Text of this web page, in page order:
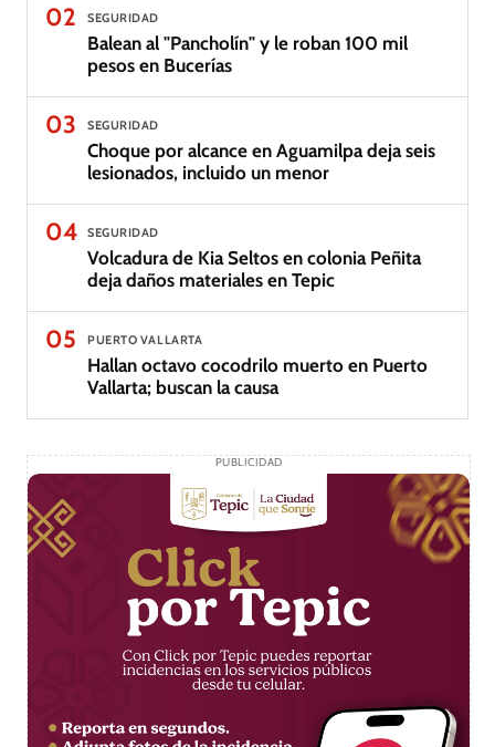
02 SEGURIDAD
Balean al "Pancholín" y le roban 100 mil
pesos en Bucerías
03 SEGURIDAD
Choque por alcance en Aguamilpa deja seis
lesionados, incluido un menor
04 SEGURIDAD
Volcadura de Kia Seltos en colonia Peñita
deja daños materiales en Tepic
05 PUERTO VALLARTA
Hallan octavo cocodrilo muerto en Puerto
Vallarta; buscan la causa
PUBLICIDAD